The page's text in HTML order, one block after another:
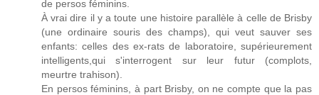
de persos féminins.
À vrai dire il y a toute une histoire parallèle à celle de Brisby
(une ordinaire souris des champs), qui veut sauver ses
enfants: celles des ex-rats de laboratoire, supérieurement
intelligents,qui s'interrogent sur leur futur (complots,
meurtre trahison).
En persos féminins, à part Brisby, on ne compte que la pas